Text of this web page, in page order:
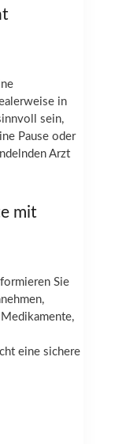
in
sein,
Pause oder
Arzt
mit
Sie
eine sichere